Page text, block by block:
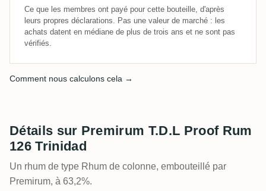
Ce que les membres ont payé pour cette bouteille, d'après
leurs propres déclarations. Pas une valeur de marché : les
achats datent en médiane de plus de trois ans et ne sont pas
vérifiés.
Comment nous calculons cela →
Détails sur Premirum T.D.L Proof Rum
126 Trinidad
Un rhum de type Rhum de colonne, embouteillé par
Premirum, à 63,2%.